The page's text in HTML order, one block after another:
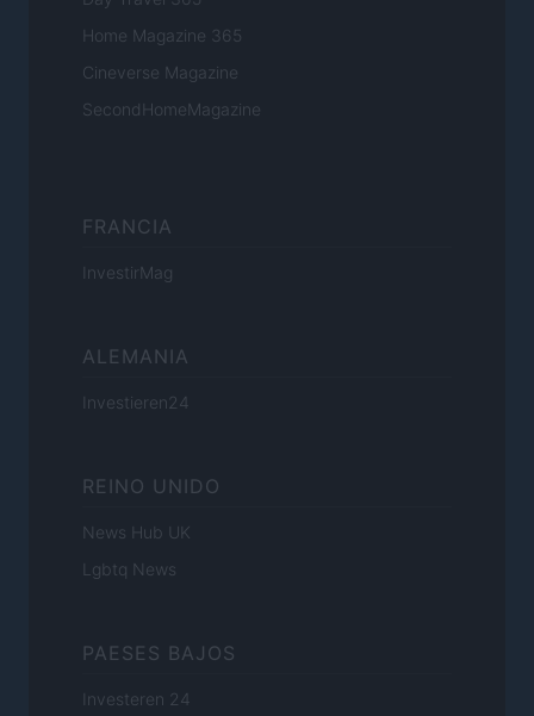
Home Magazine 365
Cineverse Magazine
SecondHomeMagazine
FRANCIA
InvestirMag
ALEMANIA
Investieren24
REINO UNIDO
News Hub UK
Lgbtq News
PAESES BAJOS
Investeren 24